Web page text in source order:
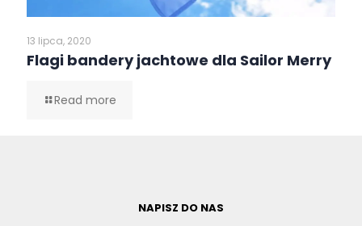
13 lipca, 2020
Flagi bandery jachtowe dla Sailor Merry
Read more
NAPISZ DO NAS